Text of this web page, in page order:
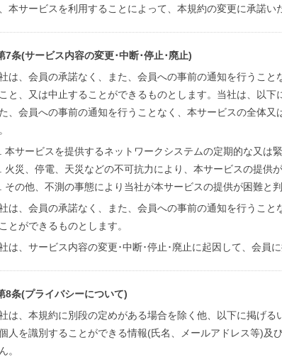
本サービスを利用することによって、本規約の変更に承諾い
7条(サービス内容の変更･中断･停止･廃止)
は、会員の承諾なく、また、会員への事前の通知を行うこ
と、又は中止することができるものとします。当社は、以下
、会員への事前の通知を行うことなく、本サービスの全体又
本サービスを提供するネットワークシステムの定期的な又は
火災、停電、天災などの不可抗力により、本サービスの提供
その他、不測の事態により当社が本サービスの提供が困難と
は、会員の承諾なく、また、会員への事前の通知を行うこ
とができるものとします。
は、サービス内容の変更･中断･停止･廃止に起因して、会員
8条(プライバシーについて)
は、本規約に別段の定めがある場合を除く他、以下に掲げ
人を識別することができる情報(氏名、メールアドレス等)及
。